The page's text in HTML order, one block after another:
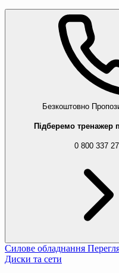
Безкоштовно
Підберемо тренажер
0 800 337
Силове обладнання
Диски та сети